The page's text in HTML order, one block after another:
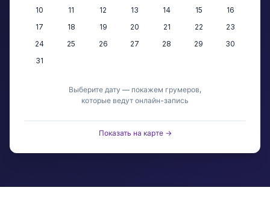
10
11 12 13 14 15
16
17
18 19 20 21 22
23
24
25 26 27 28 29
30
31
Выберите дату — покажем грумеров,
которые ведут онлайн-запись
Показать на карте →